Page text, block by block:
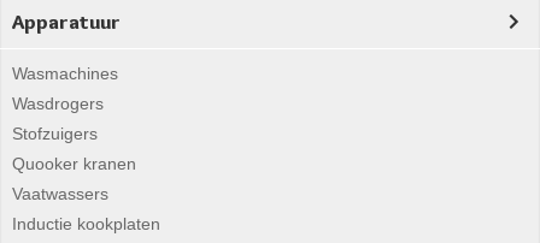
Apparatuur
Wasmachines
Wasdrogers
Stofzuigers
Quooker kranen
Vaatwassers
Inductie kookplaten